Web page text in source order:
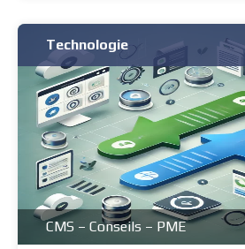
Technologie
CMS – Conseils – PME